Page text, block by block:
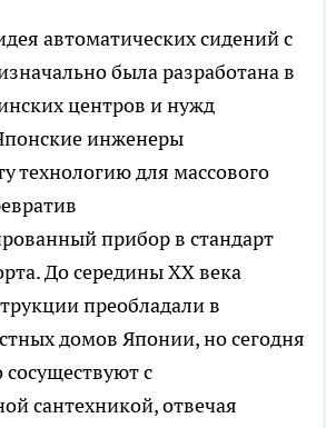
автоматических сидений с
была разработана в
центров и нужд
инженеры
технологию для массового
прибор в стандарт
До середины XX века
преобладали в
домов Японии, но сегодня
с
сантехникой, отвечая